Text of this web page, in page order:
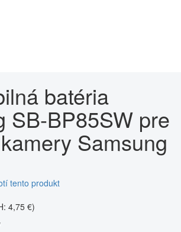
batéria
SB-BP85SW pre
Samsung
tento produkt
4,75 €)